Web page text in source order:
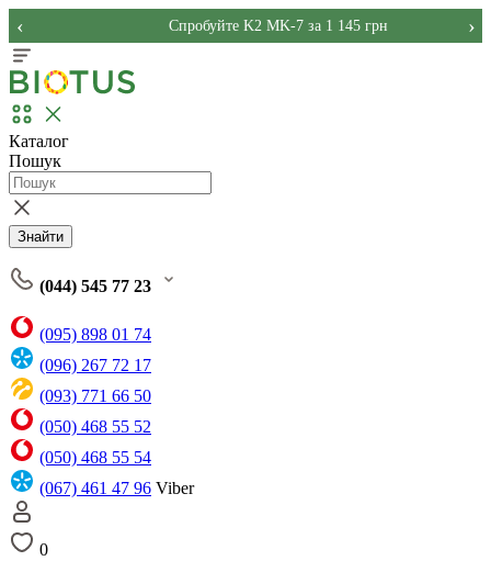
Спробуйте K2 MK-7 за 1 145 грн
‹ ›
Каталог
Пошук
Знайти
(044) 545 77 23
(095) 898 01 74
(096) 267 72 17
(093) 771 66 50
(050) 468 55 52
(050) 468 55 54
(067) 461 47 96 Viber
0